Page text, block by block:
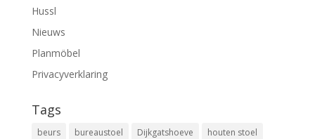
Hussl
Nieuws
Planmöbel
Privacyverklaring
Tags
beurs bureaustoel Dijkgatshoeve
houten stoel